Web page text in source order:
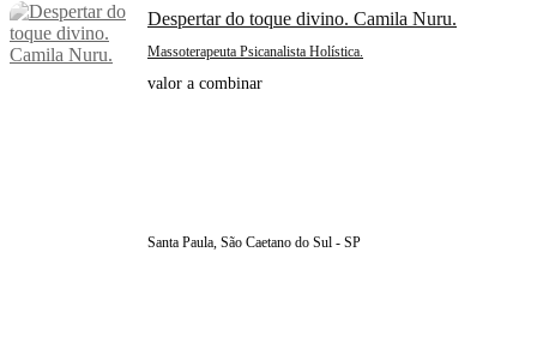
Despertar do toque divino. Camila Nuru.
Massoterapeuta Psicanalista Holística.
valor a combinar
Santa Paula, São Caetano do Sul - SP